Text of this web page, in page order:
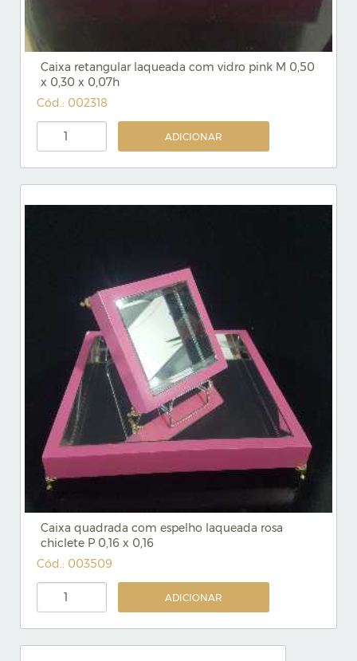
Caixa retangular laqueada com vidro pink M 0,50
x 0,30 x 0,07h
Cód.: 002318
ADICIONAR
Caixa quadrada com espelho laqueada rosa
chiclete P 0,16 x 0,16
Cód.: 003509
ADICIONAR